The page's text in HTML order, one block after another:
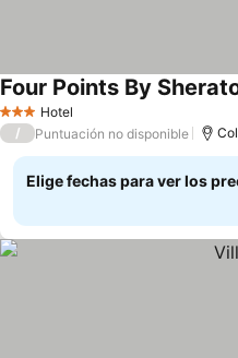
3 Estrellas
Hotel
Four Points By
/ Puntuación no disponible
Elige fechas para ver los